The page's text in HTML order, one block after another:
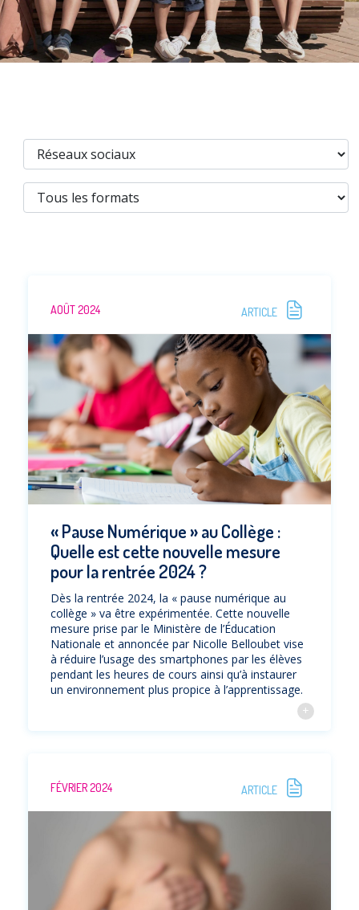
NUAJE : NUmérique et Appropriation par la Jeunesse
Parents Sentinelles des écrans
Pari Risqué : Prévenir l’addiction aux jeux d’argent en
Newsletter
Espace presse
AOÛT 2024 ARTICLE
« Pause Numérique » au Collège :
Quelle est cette nouvelle mesure
pour la rentrée 2024 ?
Dès la rentrée 2024, la « pause numérique au
collège » va être expérimentée. Cette nouvelle
mesure prise par le Ministère de l’Éducation
Nationale et annoncée par Nicolle Belloubet vise
à réduire l’usage des smartphones par les élèves
pendant les heures de cours ainsi qu’à instaurer
un environnement plus propice à l’apprentissage.
FÉVRIER 2024 ARTICLE